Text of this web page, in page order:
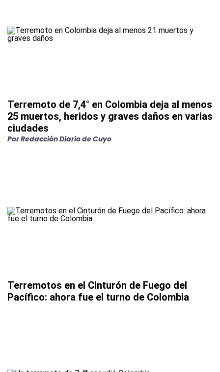
Terremoto de 7,4° en Colombia deja al menos
25 muertos, heridos y graves daños en varias
ciudades
PorRedacción Diario de Cuyo
Terremotos en el Cinturón de Fuego del
Pacífico: ahora fue el turno de Colombia